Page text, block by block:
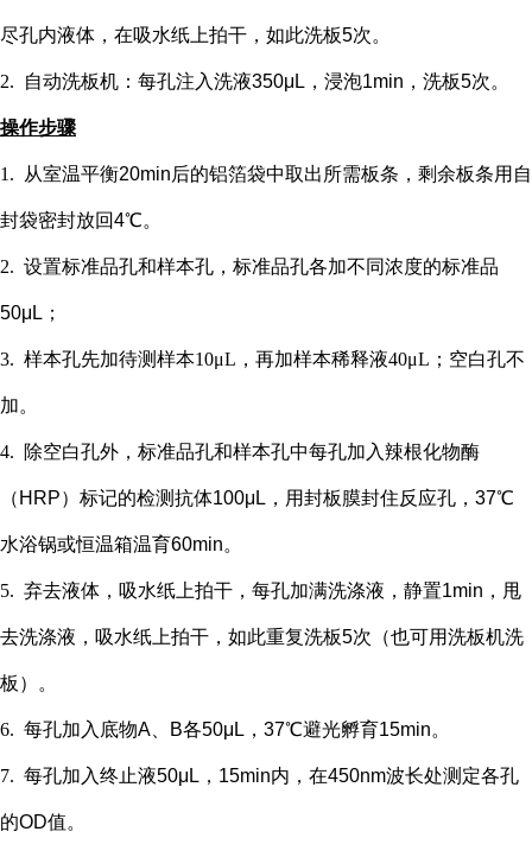
尽孔内液体，在吸水纸上拍干，如此洗板5次。
2. 自动洗板机：每孔注入洗液350μL，浸泡1min，洗板5次。
操作步骤
1. 从室温平衡20min后的铝箔袋中取出所需板条，剩余板条用自
封袋密封放回4℃。
2. 设置标准品孔和样本孔 ，标准品孔各加不同浓度的标准品
50μL；
3. 样本孔先加待测样本10μL，再加样本稀释液40μL； 空白孔不
加。
4. 除空白孔外， 标准品孔和样本孔中每孔加入辣根化物酶
（ HRP）标记的检测抗体100μL，用封板膜封住反应孔，37℃
水浴锅或恒温箱温育60min。
5. 弃去液体，吸水纸上拍干，每孔加满洗涤液，静置1min，甩
去洗涤液，吸水纸上拍干，如此重复洗板5次（也可用洗板机洗
板）。
6. 每孔加入底物A、B各50μL，37℃避光孵育15min。
7. 每孔加入终止液50μL，15min内，在450nm波长处测定各孔
的OD值。